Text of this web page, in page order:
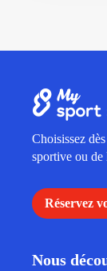
Choisissez
sportive ou
Réservez
Nous